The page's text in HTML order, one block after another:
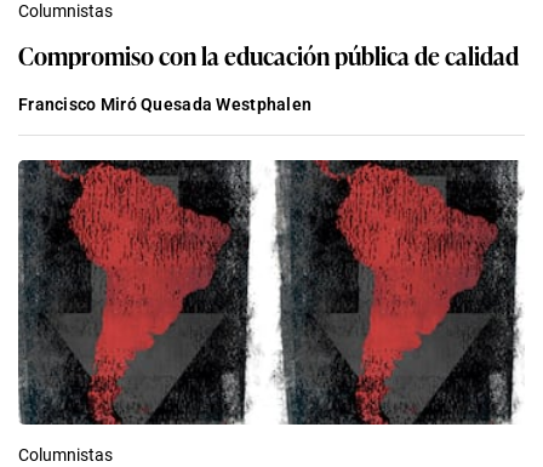
Columnistas
Compromiso con la educación pública de calidad
Francisco Miró Quesada Westphalen
Columnistas